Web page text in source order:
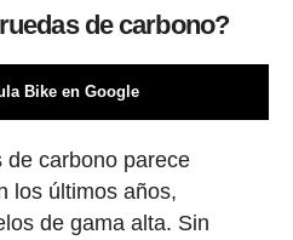
de carbono?
Bike en Google
de carbono parece
los últimos años,
de gama alta. Sin